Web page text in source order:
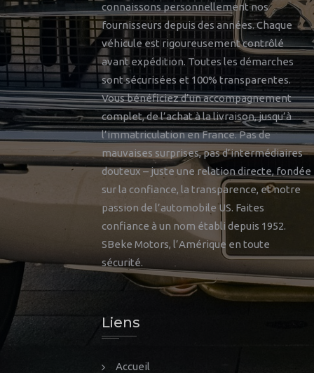
connaissons personnellement nos
fournisseurs depuis des années. Chaque
véhicule est rigoureusement contrôlé
avant expédition. Toutes les démarches
sont sécurisées et 100% transparentes.
Vous bénéficiez d’un accompagnement
complet, de l’achat à la livraison, jusqu’à
l’immatriculation en France. Pas de
mauvaises surprises, pas d’intermédiaires
douteux – juste une relation directe, fondée
sur la confiance, la transparence, et notre
passion de l’automobile US. Faites
confiance à un nom établi depuis 1952.
SBeke Motors, l’Amérique en toute
sécurité.
Liens
Accueil